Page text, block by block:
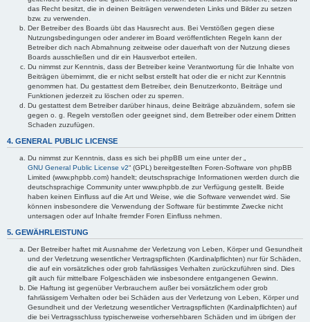
das Recht besitzt, die in deinen Beiträgen verwendeten Links und Bilder zu setzen
bzw. zu verwenden.
Der Betreiber des Boards übt das Hausrecht aus. Bei Verstößen gegen diese
Nutzungsbedingungen oder anderer im Board veröffentlichten Regeln kann der
Betreiber dich nach Abmahnung zeitweise oder dauerhaft von der Nutzung dieses
Boards ausschließen und dir ein Hausverbot erteilen.
Du nimmst zur Kenntnis, dass der Betreiber keine Verantwortung für die Inhalte von
Beiträgen übernimmt, die er nicht selbst erstellt hat oder die er nicht zur Kenntnis
genommen hat. Du gestattest dem Betreiber, dein Benutzerkonto, Beiträge und
Funktionen jederzeit zu löschen oder zu sperren.
Du gestattest dem Betreiber darüber hinaus, deine Beiträge abzuändern, sofern sie
gegen o. g. Regeln verstoßen oder geeignet sind, dem Betreiber oder einem Dritten
Schaden zuzufügen.
4. GENERAL PUBLIC LICENSE
Du nimmst zur Kenntnis, dass es sich bei phpBB um eine unter der „
GNU General Public License v2“ (GPL) bereitgestellten Foren-Software von phpBB
Limited (www.phpbb.com) handelt; deutschsprachige Informationen werden durch die
deutschsprachige Community unter www.phpbb.de zur Verfügung gestellt. Beide
haben keinen Einfluss auf die Art und Weise, wie die Software verwendet wird. Sie
können insbesondere die Verwendung der Software für bestimmte Zwecke nicht
untersagen oder auf Inhalte fremder Foren Einfluss nehmen.
5. GEWÄHRLEISTUNG
Der Betreiber haftet mit Ausnahme der Verletzung von Leben, Körper und Gesundheit
und der Verletzung wesentlicher Vertragspflichten (Kardinalpflichten) nur für Schäden,
die auf ein vorsätzliches oder grob fahrlässiges Verhalten zurückzuführen sind. Dies
gilt auch für mittelbare Folgeschäden wie insbesondere entgangenen Gewinn.
Die Haftung ist gegenüber Verbrauchern außer bei vorsätzlichem oder grob
fahrlässigem Verhalten oder bei Schäden aus der Verletzung von Leben, Körper und
Gesundheit und der Verletzung wesentlicher Vertragspflichten (Kardinalpflichten) auf
die bei Vertragsschluss typischerweise vorhersehbaren Schäden und im übrigen der